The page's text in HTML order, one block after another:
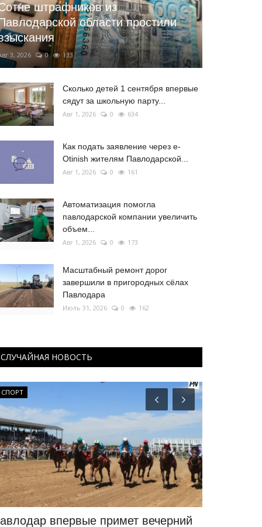
штрафников из
области простили
3, 2026 0 133
Сколько детей 1 сентября впервые
сядут за школьную парту...
Авг 1, 2026 0 634
Как подать заявление через e-
Otinish жителям Павлодарской...
Авг 1, 2026 0 161
Автоматизация помогла
павлодарской компании увеличить
объем...
Авг 1, 2026 0 173
Масштабный ремонт дорог
завершили в пригородных сёлах
Павлодара
Июль 31, 2026 0 162
СЛУЧАЙНАЯ НОВОСТЬ
СПОРТ
впервые примет вечерний